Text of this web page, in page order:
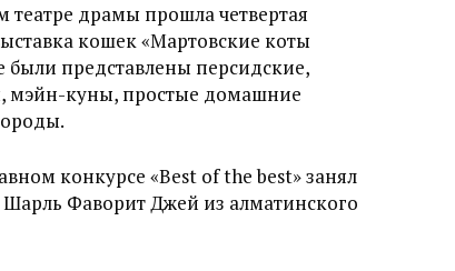
театре драмы прошла четвертая
кошек «Мартовские коты
были представлены персидские,
мэйн-куны, простые домашние
конкурсе «Best of the best» занял
Фаворит Джей из алматинского